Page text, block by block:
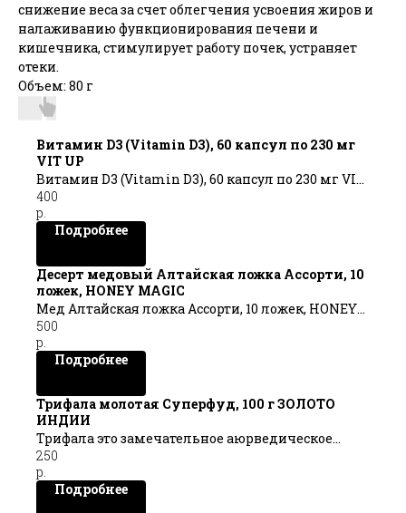
снижение веса за счет облегчения усвоения жиров и
налаживанию функционирования печени и
кишечника, стимулирует работу почек, устраняет
отеки.
Объем: 80 г
Витамин D3 (Vitamin D3), 60 капсул по 230 мг
VIT UP
Витамин D3 (Vitamin D3), 60 капсул по 230 мг VIT
UP
400
р.
Подробнее
Десерт медовый Алтайская ложка Ассорти, 10
ложек, HONEY MAGIC
Мед Алтайская ложка Ассорти, 10 ложек, HONEY
MAGIC
500
р.
Подробнее
Трифала молотая Суперфуд, 100 г ЗОЛОТО
ИНДИИ
Трифала это замечательное аюрведическое
средство от всех недугов
250
р.
Подробнее